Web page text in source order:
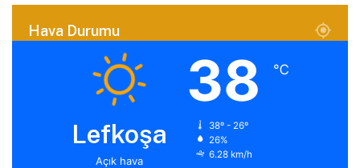
Hava Durumu
Lefkoşa
Açık hava
38 ℃
38º - 26º
26%
6.28 km/h